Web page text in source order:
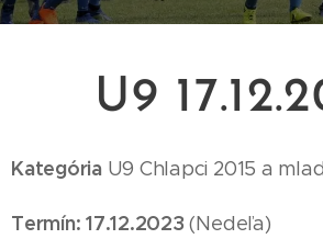
U9
Kategória U9 Chlapci 2015 a
Termín: 17.12.2023 (Nedeľa)